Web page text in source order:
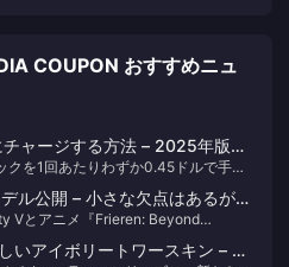
COUPON おすすめニュ
ャージする方法 – 2025年版お
を1回あたりわずか0.45ドルで手に
るサードパーティの割引を組み合わ
スもお見逃しなく。ジェムが文字通
ル公開 – 小さな欠点はあるが、
Vとアニメ『Frieren: Beyond
ーションがついに実現しました！公式
はかなりしっかりしていますが、予
いアイボリートワースキン – ゲ